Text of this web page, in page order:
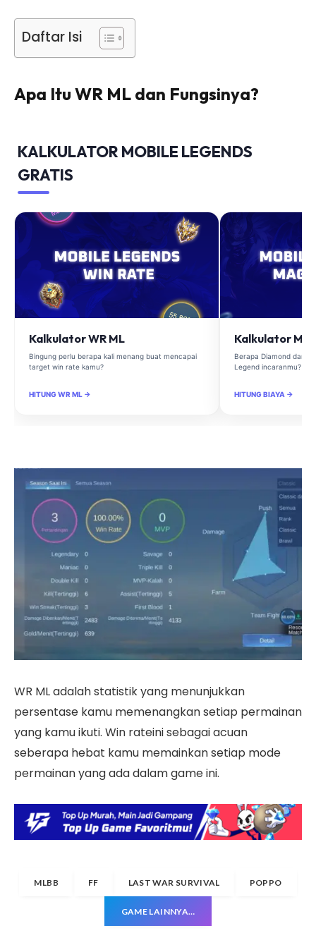
Daftar Isi
Apa Itu WR ML dan Fungsinya?
KALKULATOR MOBILE LEGENDS
GRATIS
Kalkulator WR ML
Bingung perlu berapa kali menang buat mencapai
target win rate kamu?
HITUNG WR ML →
Kalkulator
Berapa Diamond dan
Legend incaranmu?
HITUNG BIAYA →
WR ML adalah statistik yang menunjukkan
persentase kamu memenangkan setiap permainan
yang kamu ikuti. Win rateini sebagai acuan
seberapa hebat kamu memainkan setiap mode
permainan yang ada dalam game ini.
MLBB FF LAST WAR SURVIVAL POPPO
GAME LAINNYA…